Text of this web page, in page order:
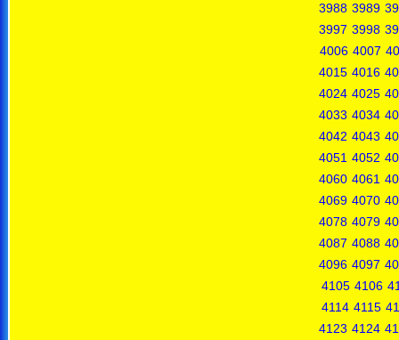
3988 3989
3997 3998
4006 4007
4015 4016
4024 4025
4033 4034
4042 4043
4051 4052
4060 4061
4069 4070
4078 4079
4087 4088
4096 4097
4105 4106
4114 4115
4123 4124